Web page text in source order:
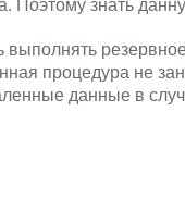
Поэтому знать
выполнять
процедура не
данные в